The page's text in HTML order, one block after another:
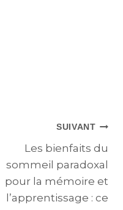
SUIVANT
Les bienfaits du
sommeil paradoxal
pour la mémoire et
l’apprentissage : ce